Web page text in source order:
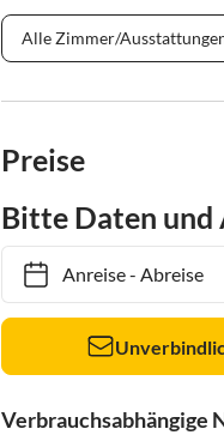
Alle Zimmer/
Preise
Bitte Daten und
Anreise- Abreise
Verbrauchsabhängige